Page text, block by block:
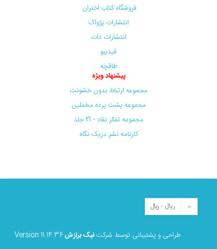
فروشگاه کتاب اختران
انتشارات پژواک
انتشارات دات
فیدیبو
طاقچه
پیشنهاد ویژه
مجموعه ارتباط بدون خشونت
مجموعه پشت پرده مخملین
مجموعه تفکر نقاد - 21 جلد
کارنامه نشر دریک نگاه
طراحی و پشتیبانی توسط شرکتنیک برازشVersion 11.14.36